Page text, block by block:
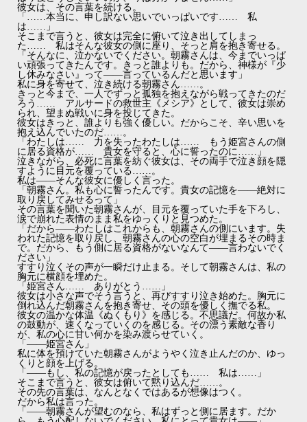
彼女は、その言葉を続ける。
「……本当に、申し訳ない思いでいっぱいです…… 私
は……」
そこまで言うと、彼女は完全に俯いて泣き出してしまっ
た…… 私はそんな彼女の側に座り、そっと肩を抱き寄せる。
「そんなに、泣かないでください。朝霧さんは、今までいっぱ
い頑張ってきたんです。きっと誰よりも。だから、神様が『少
し休みなさい』って――言っているんだと思います」
私に身を寄せて、泣き続ける朝霧さん……。
きっと今まで、一人でずっと孤独を抱えながら戦ってきたのだ
ろう…… アルサードの救世主《メシア》として、彼女は崇め
られ、望まぬ戦いに身を投じてきた。
彼女はきっと、誰よりも強く優しい。だからこそ、辛い思いを
抱え込んでいたのだ……。
「わたしは…… 力を失ったわたしは…… もう姫宮さんの側
に居る資格が…… 貴女を守ると、心に誓ったのに……」
泣きながら、必死に言葉を紡ぐ彼女は、その両手で泣き顔を隠
すように目元を覆っている……。
私は――そんな彼女に優しく言った。
「朝霧さん。私も心に誓ったんです。貴女の記憶を――絶対に
取り戻してみせるって」
その言葉を聞いた朝霧さんが、目元を覆っていた手を下ろし、
涙で崩れた表情のまま私をゆっくりと見つめた。
「だから――わたしはこれからも、朝霧さんの側にいます。失
われた記憶を取り戻し、朝霧さんの心の空白が埋まるその時ま
で。だから、もう側に居る資格がないなんて――言わないでく
ださい」
すすり泣くその声が一瞬だけ止まる。そして朝霧さんは、私の
胸元に横顔を埋めた。
「姫宮さん…… ありがとう……」
彼女は小さな声でそう言うと、再びすすり泣き始めた。胸元に
倒れ込んだ朝霧さんを抱き寄せ、その頭を優しく撫でる私。
彼女の温かな体温《ぬくもり》を感じる。不思議だ。何故か私
の鼓動が、速くなっていくのを感じる。その漂う素敵な香り
が、私の心に甘い何かを染み渡らせていく。
「――姫宮さん」
私に体を預けていた朝霧さんがようやく泣き止んだのか、ゆっ
くりと顔を上げる。
「――もし、私の記憶が戻ったとしても…… 私は……」
そこまで言うと、彼女は俯いて黙り込んだ……。
その先の言葉は、なんとなくではあるが想像はつく。
だから私は言った。
「――朝霧さんが望むのなら、私はずっと側に居ます。だか